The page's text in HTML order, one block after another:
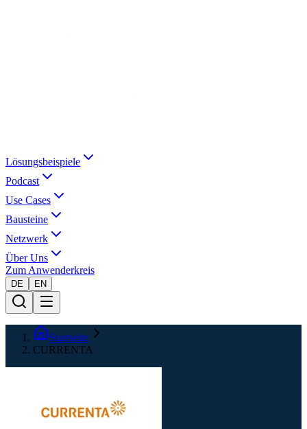
Lösungsbeispiele
Podcast
Use Cases
Bausteine
Netzwerk
Über Uns
Zum Anwenderkreis
DE EN
Startseite
CURRENTA